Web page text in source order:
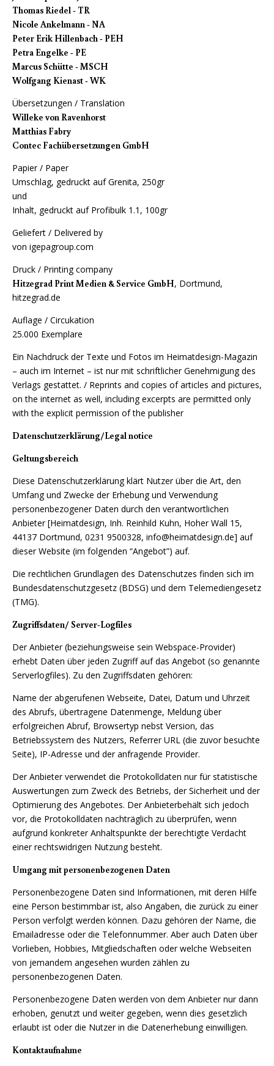
Thomas Riedel - TR
Nicole Ankelmann - NA
Peter Erik Hillenbach - PEH
Petra Engelke - PE
Marcus Schütte - MSCH
Wolfgang Kienast - WK
Übersetzungen / Translation
Willeke von Ravenhorst
Matthias Fabry
Contec Fachübersetzungen GmbH
Papier / Paper
Umschlag, gedruckt auf Grenita, 250gr
und
Inhalt, gedruckt auf Profibulk 1.1, 100gr
Geliefert / Delivered by
von igepagroup.com
Druck / Printing company
Hitzegrad Print Medien & Service GmbH, Dortmund,
hitzegrad.de
Auflage / Circukation
25.000 Exemplare
Ein Nachdruck der Texte und Fotos im Heimatdesign-Magazin
– auch im Internet – ist nur mit schriftlicher Genehmigung des
Verlags gestattet. / Reprints and copies of articles and pictures,
on the internet as well, including excerpts are permitted only
with the explicit permission of the publisher
Datenschutzerklärung/Legal notice
Geltungsbereich
Diese Datenschutzerklärung klärt Nutzer über die Art, den
Umfang und Zwecke der Erhebung und Verwendung
personenbezogener Daten durch den verantwortlichen
Anbieter [Heimatdesign, Inh. Reinhild Kuhn, Hoher Wall 15,
44137 Dortmund, 0231 9500328, info@heimatdesign.de] auf
dieser Website (im folgenden “Angebot”) auf.
Die rechtlichen Grundlagen des Datenschutzes finden sich im
Bundesdatenschutzgesetz (BDSG) und dem Telemediengesetz
(TMG).
Zugriffsdaten/ Server-Logfiles
Der Anbieter (beziehungsweise sein Webspace-Provider)
erhebt Daten über jeden Zugriff auf das Angebot (so genannte
Serverlogfiles). Zu den Zugriffsdaten gehören:
Name der abgerufenen Webseite, Datei, Datum und Uhrzeit
des Abrufs, übertragene Datenmenge, Meldung über
erfolgreichen Abruf, Browsertyp nebst Version, das
Betriebssystem des Nutzers, Referrer URL (die zuvor besuchte
Seite), IP-Adresse und der anfragende Provider.
Der Anbieter verwendet die Protokolldaten nur für statistische
Auswertungen zum Zweck des Betriebs, der Sicherheit und der
Optimierung des Angebotes. Der Anbieterbehält sich jedoch
vor, die Protokolldaten nachträglich zu überprüfen, wenn
aufgrund konkreter Anhaltspunkte der berechtigte Verdacht
einer rechtswidrigen Nutzung besteht.
Umgang mit personenbezogenen Daten
Personenbezogene Daten sind Informationen, mit deren Hilfe
eine Person bestimmbar ist, also Angaben, die zurück zu einer
Person verfolgt werden können. Dazu gehören der Name, die
Emailadresse oder die Telefonnummer. Aber auch Daten über
Vorlieben, Hobbies, Mitgliedschaften oder welche Webseiten
von jemandem angesehen wurden zählen zu
personenbezogenen Daten.
Personenbezogene Daten werden von dem Anbieter nur dann
erhoben, genutzt und weiter gegeben, wenn dies gesetzlich
erlaubt ist oder die Nutzer in die Datenerhebung einwilligen.
Kontaktaufnahme